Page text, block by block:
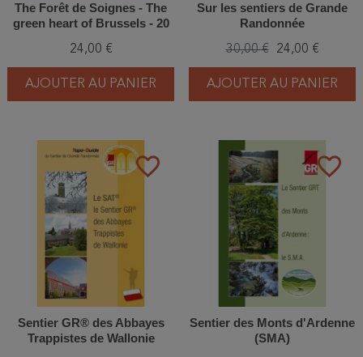
The Forêt de Soignes - The
green heart of Brussels - 20
escape the city
24,00 €
AJOUTER AU PANIER
Sur les sentiers de Grande
Randonnée
30,00 € 24,00 €
AJOUTER AU PANIER
favorite_border
Sentier GR® des Abbayes
Trappistes de Wallonie
favorite_border
Sentier des Monts d'Ardenne
(SMA)